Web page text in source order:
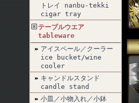
トレイ nanbu-tekki
cigar tray
テーブルウエア
tableware
アイスペール／クーラー
ice bucket/wine
cooler
キャンドルスタンド
candle stand
小皿／小物入れ／小鉢